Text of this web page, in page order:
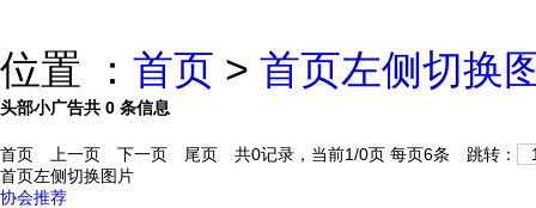
位置 ： 首页 > 首页左侧切换
头部小广告共 0 条信息
首页 上一页 下一页 尾页 共0记录，当前1/0页 每页6条 跳转：
首页左侧切换图片
协会推荐